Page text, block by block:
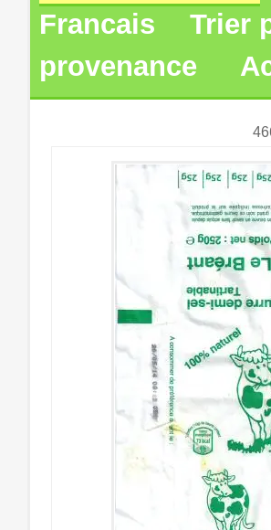
Francais
Trier
provenance